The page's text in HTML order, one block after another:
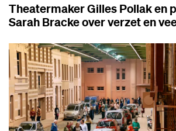
Theatermaker Gilles Pollak en
Sarah Bracke over verzet en